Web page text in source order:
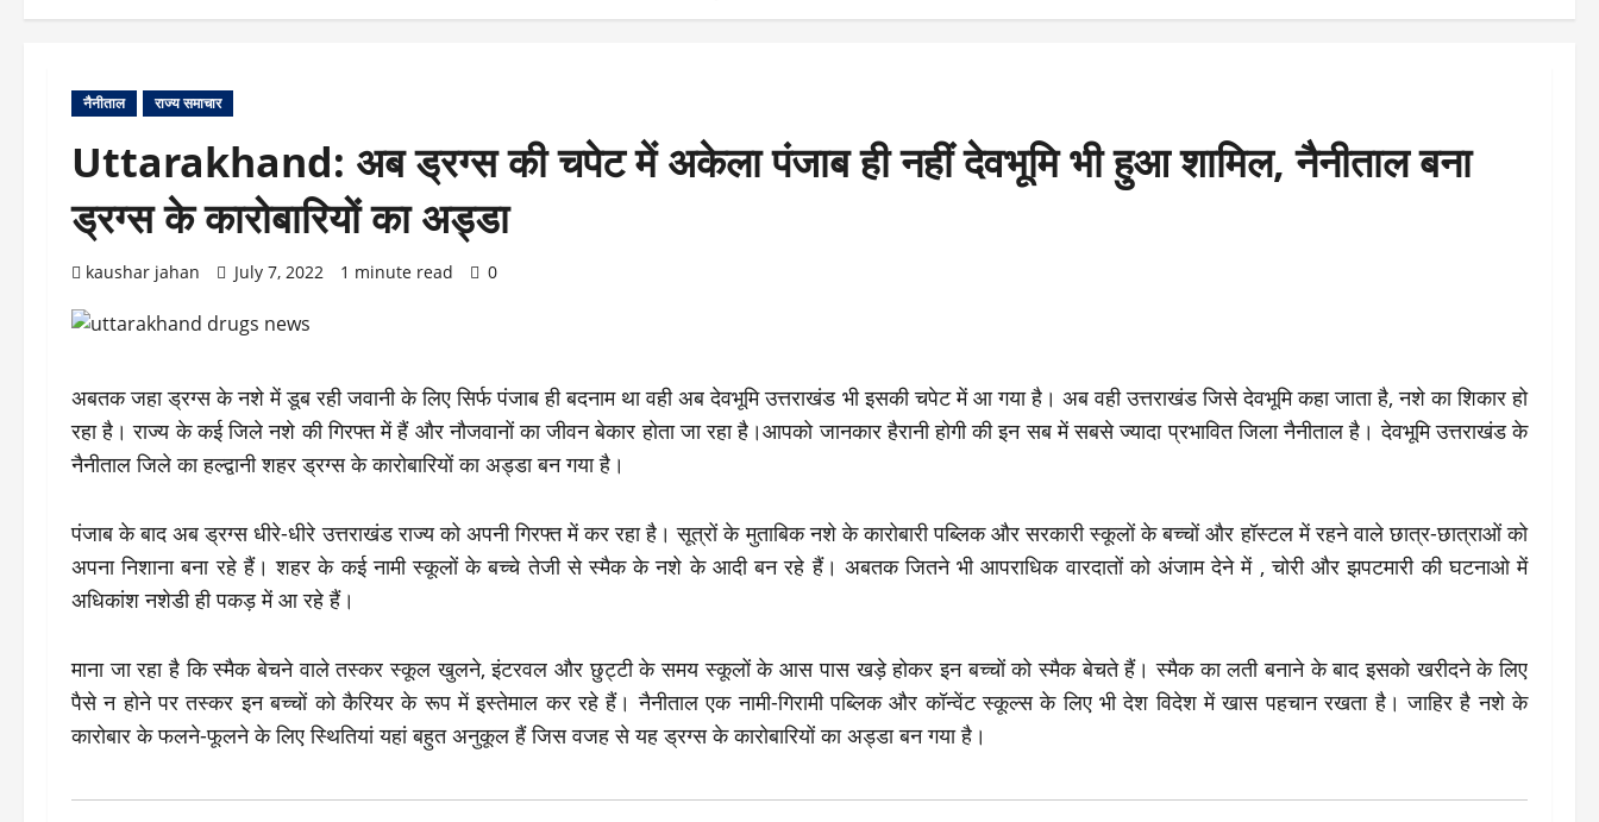
नैनीताल राज्य समाचार
Uttarakhand: अब ड्रग्स की चपेट में अकेला पंजाब ही नहीं देवभूमि भी हुआ शामिल, नैनीताल बना
ड्रग्स के कारोबारियों का अड्डा
kaushar jahan July 7, 2022 1 minute read 0
अबतक जहा ड्रग्स के नशे में डूब रही जवानी के लिए सिर्फ पंजाब ही बदनाम था वही अब देवभूमि उत्तराखंड भी इसकी चपेट में आ गया है। अब वही उत्तराखंड जिसे देवभूमि कहा जाता है, नशे का शिकार हो
रहा है। राज्य के कई जिले नशे की गिरफ्त में हैं और नौजवानों का जीवन बेकार होता जा रहा है।आपको जानकार हैरानी होगी की इन सब में सबसे ज्यादा प्रभावित जिला नैनीताल है। देवभूमि उत्तराखंड के
नैनीताल जिले का हल्द्वानी शहर ड्रग्स के कारोबारियों का अड्डा बन गया है।
पंजाब के बाद अब ड्रग्स धीरे-धीरे उत्तराखंड राज्य को अपनी गिरफ्त में कर रहा है। सूत्रों के मुताबिक नशे के कारोबारी पब्लिक और सरकारी स्कूलों के बच्चों और हॉस्टल में रहने वाले छात्र-छात्राओं को
अपना निशाना बना रहे हैं। शहर के कई नामी स्कूलों के बच्चे तेजी से स्मैक के नशे के आदी बन रहे हैं। अबतक जितने भी आपराधिक वारदातों को अंजाम देने में , चोरी और झपटमारी की घटनाओ में
अधिकांश नशेडी ही पकड़ में आ रहे हैं।
माना जा रहा है कि स्मैक बेचने वाले तस्कर स्कूल खुलने, इंटरवल और छुट्टी के समय स्कूलों के आस पास खड़े होकर इन बच्चों को स्मैक बेचते हैं। स्मैक का लती बनाने के बाद इसको खरीदने के लिए
पैसे न होने पर तस्कर इन बच्चों को कैरियर के रूप में इस्तेमाल कर रहे हैं। नैनीताल एक नामी-गिरामी पब्लिक और कॉन्वेंट स्कूल्स के लिए भी देश विदेश में खास पहचान रखता है। जाहिर है नशे के
कारोबार के फलने-फूलने के लिए स्थितियां यहां बहुत अनुकूल हैं जिस वजह से यह ड्रग्स के कारोबारियों का अड्डा बन गया है।